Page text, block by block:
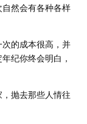
然会有各种各样
的成本很高，并
纪你终会明白，
抛去那些人情往